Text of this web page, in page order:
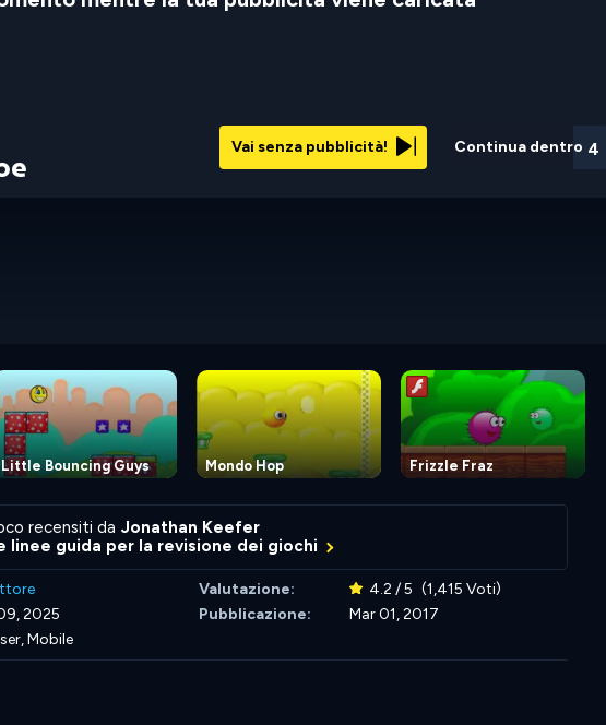
Continua dentro 3
Vai senza pubblicità!
Little Bouncing Guys Mondo Hop Frizzle Fraz
recensiti da Jonathan Keefer
linee guida per la revisione dei giochi
Valutazione: 4.2 / 5 (1,415 Voti)
2025 Pubblicazione:
Mar 01, 2017
Mobile